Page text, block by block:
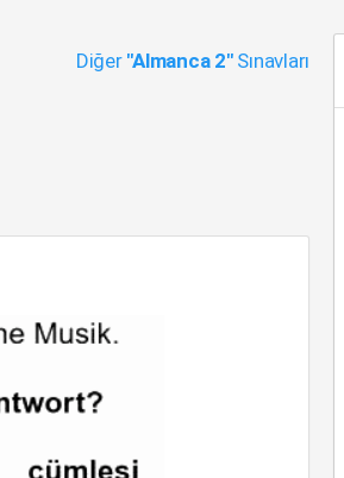
Diğer "Almanca 2"Sınavları